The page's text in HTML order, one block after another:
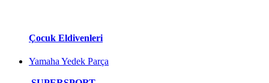
Çocuk Eldivenleri
Yamaha Yedek Parça